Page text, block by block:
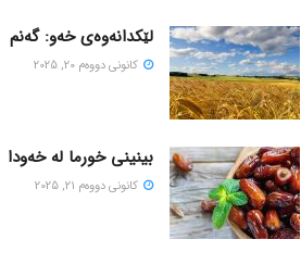
لێکدانەوەی خەو: گەنم
كانونی دووه‌م 20, 2025
بینینی خورما لە خەودا
كانونی دووه‌م 21, 2025